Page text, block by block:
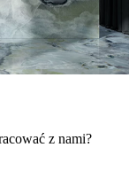
z nami?